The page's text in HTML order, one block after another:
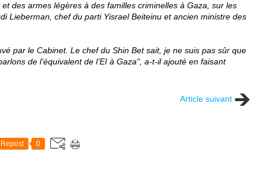
des armes légères à des familles criminelles à Gaza, sur les
Lieberman, chef du parti Yisrael Beiteinu et ancien ministre des
par le Cabinet. Le chef du Shin Bet sait, je ne suis pas sûr que
de l’équivalent de l’EI à Gaza", a-t-il ajouté en faisant
Article suivant
Repost 0